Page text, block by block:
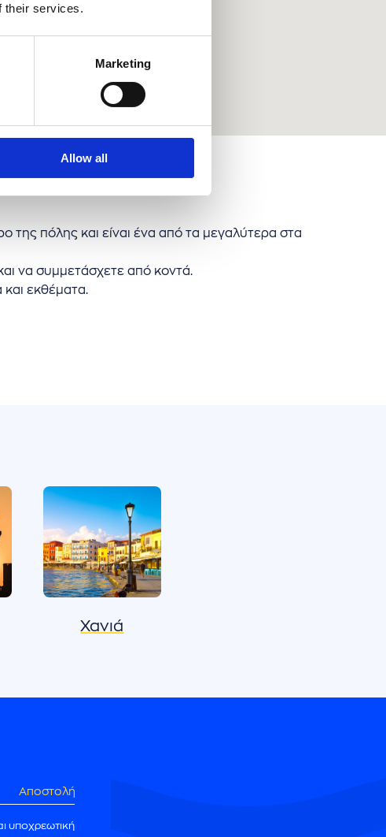
their services.
Marketing
Allow all
της πόλης και είναι ένα από τα μεγαλύτερα στα
να συμμετάσχετε από κοντά.
εκθέματα.
Χανιά
Αποστολή
υποχρεωτική